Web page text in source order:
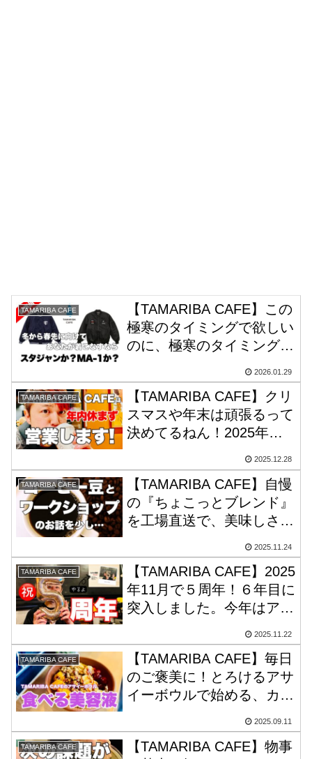
TAMARIBA CAFE
【TAMARIBA CAFE】この
極寒のタイミングで欲しい
のに、極寒のタイミングで
TAMARIBA流です！
2026.01.29
TAMARIBA CAFE
【TAMARIBA CAFE】クリ
スマスや年末は頑張るって
決めてるねん！2025年最
い！
2025.12.28
TAMARIBA CAFE
【TAMARIBA CAFE】自慢
の『ちょこっとブレンド』
を工場直送で、美味しさを
い！
2025.11.24
TAMARIBA CAFE
【TAMARIBA CAFE】2025
年11月で５周年！６年目に
突入しました。今年はアク
周年ってことで、Go!Go!
福袋にフォトブック封入！
2025.11.22
TAMARIBA CAFE
【TAMARIBA CAFE】毎日
のご褒美に！とろけるアサ
イーボウルで始める、カラ
悪感なしの新メニュー！
2025.09.11
TAMARIBA CAFE
【TAMARIBA CAFE】物事